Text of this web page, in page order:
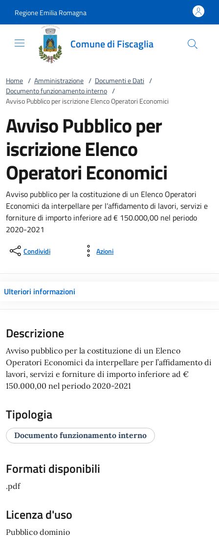
Regione Emilia Romagna
Comune di Fiscaglia
Home / Amministrazione / Documenti e Dati /
Documento funzionamento interno /
Avviso Pubblico per iscrizione Elenco Operatori Economici
Avviso Pubblico per
iscrizione Elenco
Operatori Economici
Avviso pubblico per la costituzione di un Elenco Operatori
Economici da interpellare per l’affidamento di lavori, servizi e
forniture di importo inferiore ad € 150.000,00 nel periodo
2020-2021
Condividi Azioni
Ulteriori informazioni
Descrizione
Avviso pubblico per la costituzione di un Elenco
Operatori Economici da interpellare per l’affidamento di
lavori, servizi e forniture di importo inferiore ad €
150.000,00 nel periodo 2020-2021
Tipologia
Documento funzionamento interno
Formati disponibili
.pdf
Licenza d'uso
Pubblico dominio